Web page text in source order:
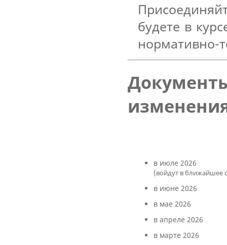
будете в
нормативно-
в июле 2026
(войдут в ближайшее
в июне 2026
в мае 2026
в апреле 2026
в марте 2026